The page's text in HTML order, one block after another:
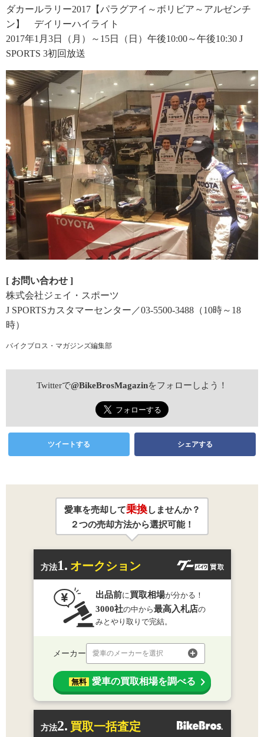
ダカールラリー2017【パラグアイ～ボリビア～アルゼンチ
ン】 デイリーハイライト
2017年1月3日（月）～15日（日）午後10:00～午後10:30 J
SPORTS 3初回放送
[ お問い合わせ ]
株式会社ジェイ・スポーツ
J SPORTSカスタマーセンター／03-5500-3488（10時～18
時）
バイクブロス・マガジンズ編集部
Twitterで@BikeBrosMagazinをフォローしよう！
ツイートする シェアする
愛車を売却して乗換しませんか？
２つの売却方法から選択可能！
方法1. オークション
出品前に買取相場が分かる！
3000社の中から最高入札店の
みとやり取りで完結。
メーカー 愛車のメーカーを選択
無料 愛車の買取相場を調べる
方法2. 買取一括査定